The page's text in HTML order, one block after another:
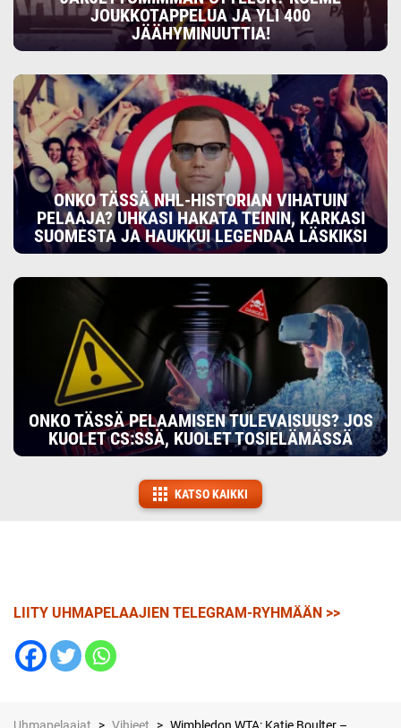
JOUKKOTAPPELUA JA YLI 400
JÄÄHYMINUUTTIA!
ONKO TÄSSÄ NHL-HISTORIAN VIHATUIN
PELAAJA? UHKASI HAKATA TEININ, KARKASI
SUOMESTA JA HAUKKUI LEGENDAA LÄSKIKSI
ONKO TÄSSÄ PELAAMISEN TULEVAISUUS? JOS
KUOLET CS:SSÄ, KUOLET TOSIELÄMÄSSÄ
KATSO KAIKKI
LIITY UHMAPELAAJIEN TELEGRAM-RYHMÄÄN >>